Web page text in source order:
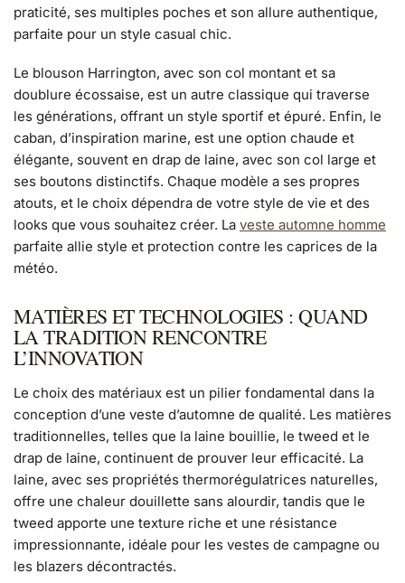
praticité, ses multiples poches et son allure authentique,
parfaite pour un style casual chic.
Le blouson Harrington, avec son col montant et sa
doublure écossaise, est un autre classique qui traverse
les générations, offrant un style sportif et épuré. Enfin, le
caban, d’inspiration marine, est une option chaude et
élégante, souvent en drap de laine, avec son col large et
ses boutons distinctifs. Chaque modèle a ses propres
atouts, et le choix dépendra de votre style de vie et des
looks que vous souhaitez créer. La veste automne homme
parfaite allie style et protection contre les caprices de la
météo.
MATIÈRES ET TECHNOLOGIES : QUAND
LA TRADITION RENCONTRE
L’INNOVATION
Le choix des matériaux est un pilier fondamental dans la
conception d’une veste d’automne de qualité. Les matières
traditionnelles, telles que la laine bouillie, le tweed et le
drap de laine, continuent de prouver leur efficacité. La
laine, avec ses propriétés thermorégulatrices naturelles,
offre une chaleur douillette sans alourdir, tandis que le
tweed apporte une texture riche et une résistance
impressionnante, idéale pour les vestes de campagne ou
les blazers décontractés.